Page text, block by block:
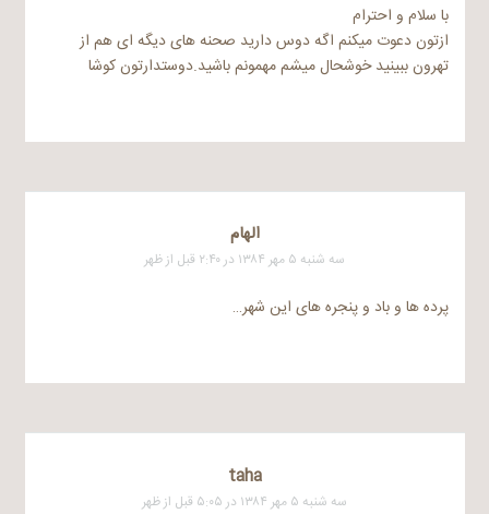
با سلام و احترام
ازتون دعوت میکنم اگه دوس دارید صحنه های دیگه ای هم از
تهرون ببینید خوشحال میشم مهمونم باشید.دوستدارتون کوشا
الهام
سه شنبه ۵ مهر ۱۳۸۴ در ۲:۴۰ قبل از ظهر
پرده ها و باد و پنجره های این شهر…
taha
سه شنبه ۵ مهر ۱۳۸۴ در ۵:۰۵ قبل از ظهر